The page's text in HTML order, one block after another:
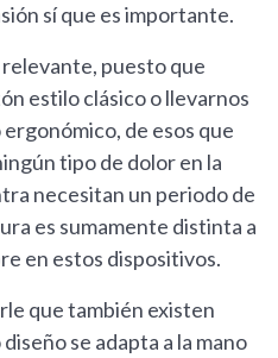
sí que es importante.
relevante, puesto que
estilo clásico o llevarnos
de esos que
tipo de dolor en la
necesitan un periodo de
es sumamente distinta a
en estos dispositivos.
que también existen
se adapta a la mano